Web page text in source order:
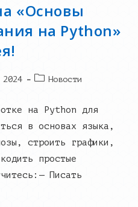
«Основы
на Python»
PostНовости
на Python для
в основах языка,
строить графики,
простые
Писать